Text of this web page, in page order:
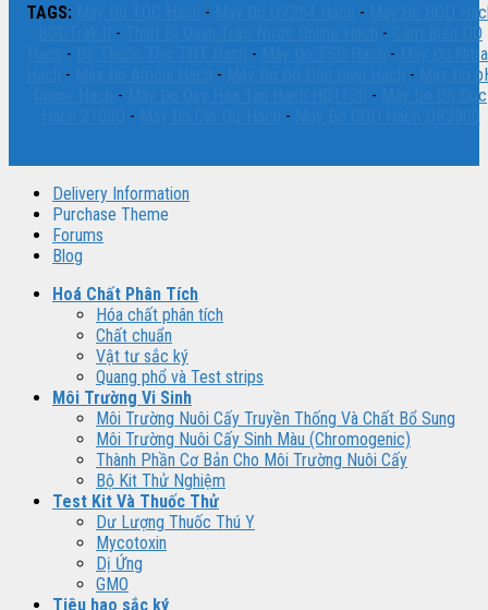
TAGS: - -
Máy Đo BOD
- -
Cảm Biến DO
- - -
Máy Đo
- - -
Máy Đo
- -
Máy Đo Độ Đục
- -
Delivery Information
Purchase Theme
Forums
Blog
Hoá Chất Phân Tích
Hóa chất phân tích
Chất chuẩn
Vật tư sắc ký
Quang phổ và Test strips
Môi Trường Vi Sinh
Môi Trường Nuôi Cấy Truyền Thống Và Chất Bổ Sung
Môi Trường Nuôi Cấy Sinh Màu (Chromogenic)
Thành Phần Cơ Bản Cho Môi Trường Nuôi Cấy
Bộ Kit Thử Nghiệm
Test Kit Và Thuốc Thử
Dư Lượng Thuốc Thú Y
Mycotoxin
Dị Ứng
GMO
Tiêu hao sắc ký